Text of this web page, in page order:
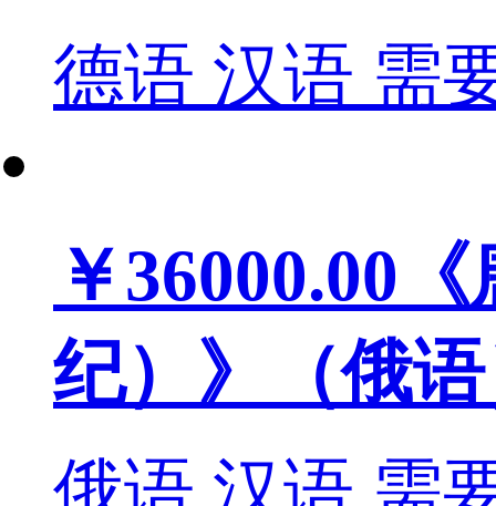
德语 汉语 需
￥36000.00
纪）》（俄